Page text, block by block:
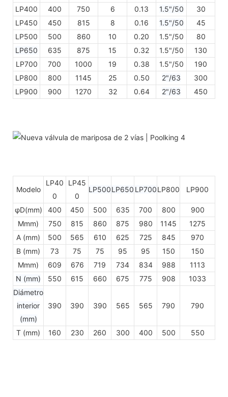
LP400 400 750 6 0.13 1.5"/50
30
LP450
450 815 8 0.16 1.5"/50
45
LP500
500 860 10 0.20 1.5"/50
80
LP650
635 875 15 0.32 1.5"/50
130
LP700
700 1000 19 0.38 1.5"/50
190
LP800
800 1145 25 0.50 2"/63
300
LP900 900 1270 32 0.64 2"/63 450
Modelo
LP40
0
LP45
0
LP500LP650 LP700LP800 LP900
φD(mm) 400 450 500 635 700 800
900
Mmm)
750 815 860 875 980 1145
1275
A (mm)
500 565 610 625 725 845
970
B (mm)
73 75 75 95 95 150
150
Mmm)
609 676 719 734 834 988
1113
N (mm)
550 615 660 675 775 908
1033
Diámetro
interior
(mm)
390 390 390 565 565 790 790
T (mm) 160 230 260 300 400 500 550